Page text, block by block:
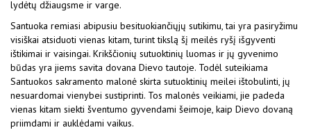
lydėtų džiaugsme ir varge.
Santuoka remiasi abipusiu besituokiančiųjų sutikimu, tai yra pasiryžimu
visiškai atsiduoti vienas kitam, turint tikslą šį meilės ryšį išgyventi
ištikimai ir vaisingai. Krikščionių sutuoktinių luomas ir jų gyvenimo
būdas yra jiems savita dovana Dievo tautoje. Todėl suteikiama
Santuokos sakramento malonė skirta sutuoktinių meilei ištobulinti, jų
nesuardomai vienybei sustiprinti. Tos malonės veikiami, jie padeda
vienas kitam siekti šventumo gyvendami šeimoje, kaip Dievo dovaną
priimdami ir auklėdami vaikus.